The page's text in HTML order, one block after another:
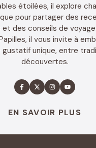
étoilées, il explore
pour partager des
des conseils de
il vous invite à
gustatif unique, entre
découvertes.
EN SAVOIR PLUS